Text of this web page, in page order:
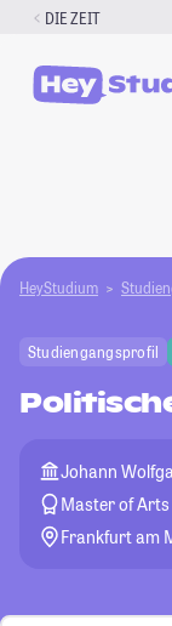
Zum
springen
DIE ZEIT
HeyStudium
Studiengangsprofil
Johann
Master of Arts
Frankfurt am